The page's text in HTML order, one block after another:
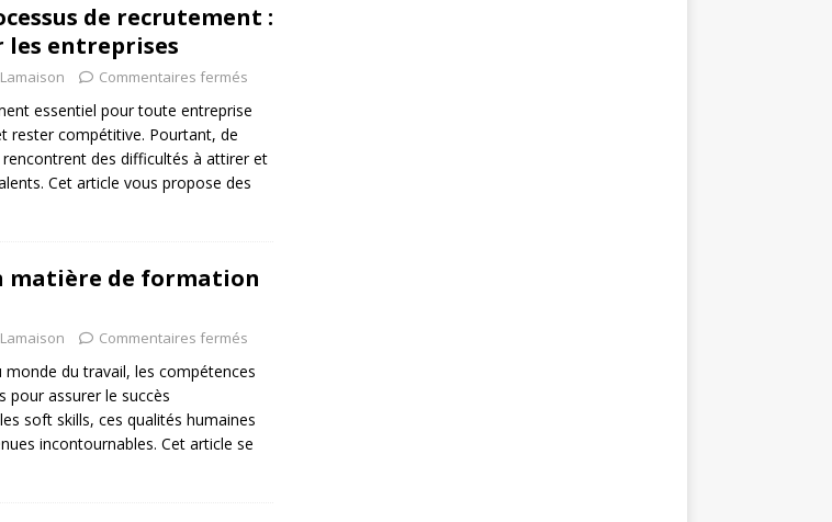
de recrutement :
les entreprises
Commentaires fermés
essentiel pour toute entreprise
rester compétitive. Pourtant, de
des difficultés à attirer et
Cet article vous propose des
matière de formation
Commentaires fermés
monde du travail, les compétences
pour assurer le succès
soft skills, ces qualités humaines
incontournables. Cet article se